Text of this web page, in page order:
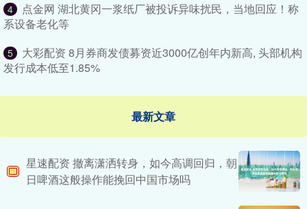
4
点金网 湖北黄冈一浆纸厂被投诉异味扰民，当地回应！称
系设备老化等
5
大彩配资 8月券商发债募资近3000亿创年内新高, 头部机构
发行成本低至1.85%
最新文章
星速配资 撤离潇洒转身，如今高调回归，朝
日啤酒这般操作能挽回中国市场吗